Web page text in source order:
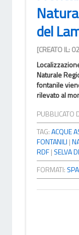
del
[CREATO IL:
Naturale
fontanile
rilevato al
PUBBLICATO
TAG:ACQUE
FONTANILI |
RDF| SELVA
FORMATI: